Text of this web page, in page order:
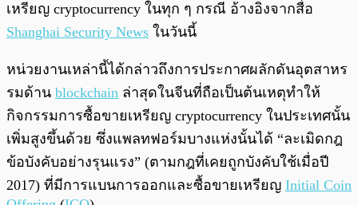
เหรียญ cryptocurrency ในทุก ๆ กรณี อ้างอิงจากสื่อ
Shanghai Security News ในวันนี้
หน่วยงานเหล่านี้ได้กล่าวถึงการประกาศผลักดันอุตสาหร
รมด้าน blockchain ล่าสุดในจีนที่ถือเป็นต้นเหตุทำให้
กิจกรรมการซื้อขายเหรียญ cryptocurrency ในประเทศนั้น
เพิ่มสูงขึ้นด้วย ซึ่งแพลทฟอร์มบางแห่งนั้นได้ “ละเมิดกฎ
ข้อบังคับอย่างรุนแรง” (ตามกฎที่เคยถูกบังคับใช้เมื่อปี
2017) ที่มีการแบนการออกและซื้อขายเหรียญ Initial Coin